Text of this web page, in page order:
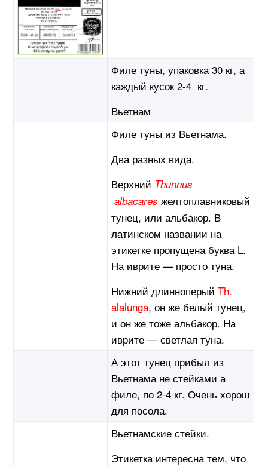
Филе туны, упаковка 30 кг, а
каждый кусок 2-4 кг.
Вьетнам
Филе туны из Вьетнама.
Два разных вида.
Верхний Thunnus
аlbacaresжелтоплавниковый
тунец, или альбакор. В
латинском названии на
этикетке пропущена буква L.
На иврите — просто туна.
Нижний длинноперыйTh.
alalunga, он же белый тунец,
и он же тоже альбакор. На
иврите — светлая туна.
А этот тунец прибыл из
Вьетнама не стейками а
филе, по 2-4 кг. Очень хорош
для посола.
Вьетнамские стейки.
Этикетка интересна тем, что